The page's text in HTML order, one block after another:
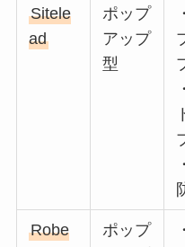
Sitele
ad
ポップ
アップ
型
Robe
ポップ